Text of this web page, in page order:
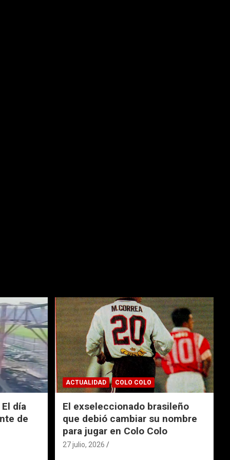
día
de
ACTUALIDAD COLO COLO
El exseleccionado brasileño
que debió cambiar su nombre
para jugar en Colo Colo
27 julio, 2026